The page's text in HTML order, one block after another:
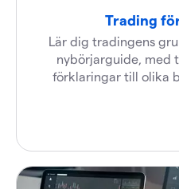
Trading
Lär dig tradingens
nybörjarguide, med
förklaringar till olika